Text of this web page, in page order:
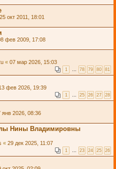
25 окт 2011, 18:01
фев 2009, 17:08
« 07 мар 2026, 15:03
1 … 78 79 80 81
фев 2026, 19:39
1 … 25 26 27 28
янв 2026, 08:36
Нины Владимировны
« 29 дек 2025, 11:07
1 … 23 24 25 26